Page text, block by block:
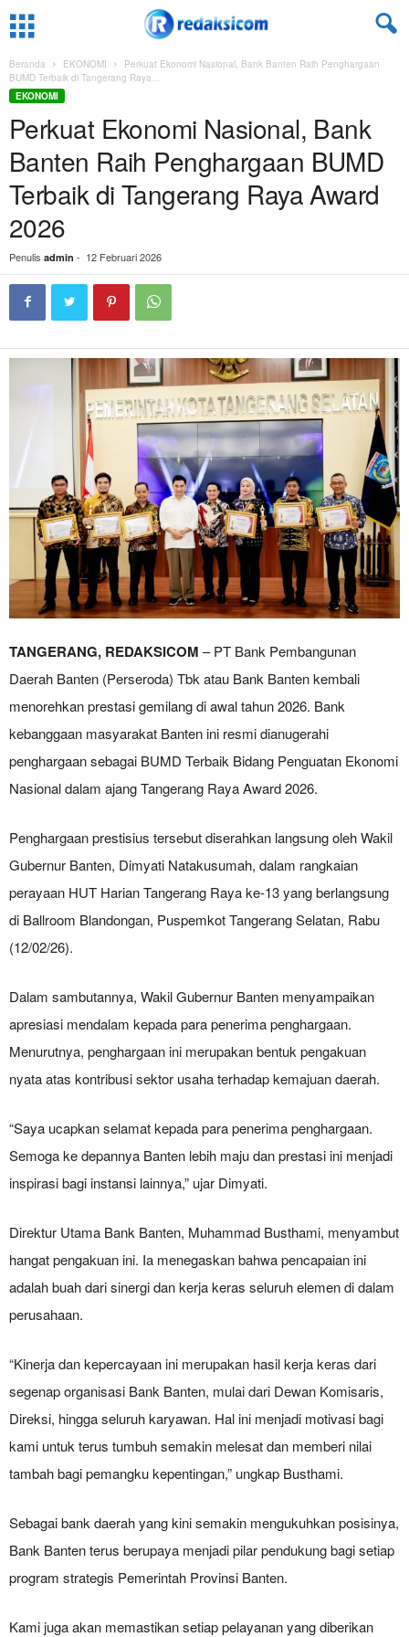
Beranda EKONOMI
Perkuat Ekonomi Nasional, Bank Banten Raih Penghargaan
BUMD Terbaik di Tangerang Raya...
EKONOMI
Perkuat Ekonomi Nasional, Bank
Banten Raih Penghargaan BUMD
Terbaik di Tangerang Raya Award
2026
Penulis admin - 12 Februari 2026
TANGERANG, REDAKSICOM – PT Bank Pembangunan
Daerah Banten (Perseroda) Tbk atau Bank Banten kembali
menorehkan prestasi gemilang di awal tahun 2026. Bank
kebanggaan masyarakat Banten ini resmi dianugerahi
penghargaan sebagai BUMD Terbaik Bidang Penguatan Ekonomi
Nasional dalam ajang Tangerang Raya Award 2026.
Penghargaan prestisius tersebut diserahkan langsung oleh Wakil
Gubernur Banten, Dimyati Natakusumah, dalam rangkaian
perayaan HUT Harian Tangerang Raya ke-13 yang berlangsung
di Ballroom Blandongan, Puspemkot Tangerang Selatan, Rabu
(12/02/26).
Dalam sambutannya, Wakil Gubernur Banten menyampaikan
apresiasi mendalam kepada para penerima penghargaan.
Menurutnya, penghargaan ini merupakan bentuk pengakuan
nyata atas kontribusi sektor usaha terhadap kemajuan daerah.
“Saya ucapkan selamat kepada para penerima penghargaan.
Semoga ke depannya Banten lebih maju dan prestasi ini menjadi
inspirasi bagi instansi lainnya,” ujar Dimyati.
Direktur Utama Bank Banten, Muhammad Busthami, menyambut
hangat pengakuan ini. Ia menegaskan bahwa pencapaian ini
adalah buah dari sinergi dan kerja keras seluruh elemen di dalam
perusahaan.
“Kinerja dan kepercayaan ini merupakan hasil kerja keras dari
segenap organisasi Bank Banten, mulai dari Dewan Komisaris,
Direksi, hingga seluruh karyawan. Hal ini menjadi motivasi bagi
kami untuk terus tumbuh semakin melesat dan memberi nilai
tambah bagi pemangku kepentingan,” ungkap Busthami.
Sebagai bank daerah yang kini semakin mengukuhkan posisinya,
Bank Banten terus berupaya menjadi pilar pendukung bagi setiap
program strategis Pemerintah Provinsi Banten.
Kami juga akan memastikan setiap pelayanan yang diberikan